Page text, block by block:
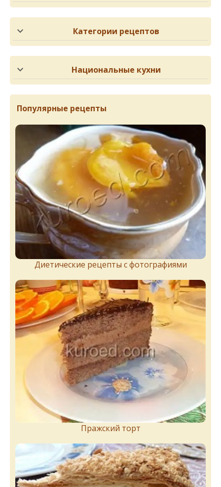
Категории рецептов
Национальные кухни
Популярные рецепты
Диетические рецепты с фотографиями
Пражский торт